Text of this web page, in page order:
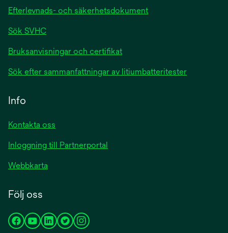
Efterlevnads- och säkerhetsdokument
Sök SVHC
Bruksanvisningar och certifikat
Sök efter sammanfattningar av litiumbatteritester
Info
Kontakta oss
Inloggning till Partnerportal
Webbkarta
Följ oss
opensopensopensopensopens